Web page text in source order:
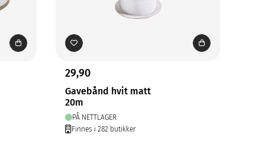
29,90
Gavebånd hvit matt
20m
PÅ NETTLAGER
Finnes i 282 butikker